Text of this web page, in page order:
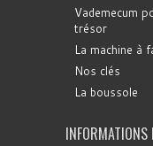
Vademecum
trésor
La machine à
Nos clés
La boussole